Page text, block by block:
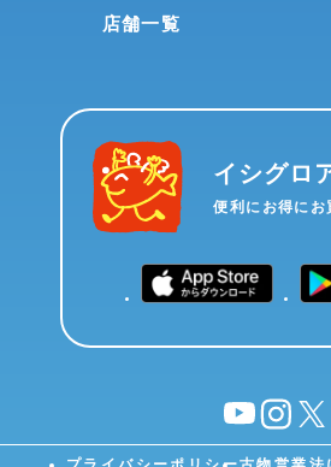
店舗一覧
イシグロ
便利にお得にお
YouTubeinstagram
X